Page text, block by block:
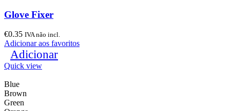
Glove Fixer
€0.35 IVA não incl.
Adicionar aos favoritos
Adicionar
Quick view
Blue
Brown
Green